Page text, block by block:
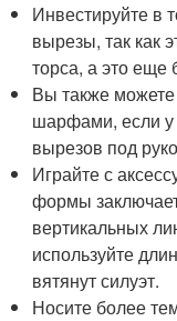
Инвестируйте в
вырезы, так как
торса, а это еще
Вы также
шарфами, если у
вырезов под
Играйте с
формы
вертикальных
используйте
вятянут силуэт.
Носите более